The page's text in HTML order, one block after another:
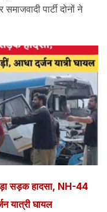
पार्टी दोनों ने
सड़क हादसा, NH-44
यात्री घायल